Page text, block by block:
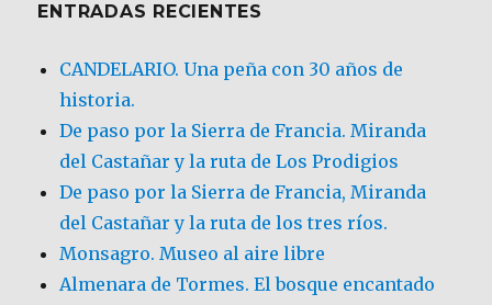
ENTRADAS RECIENTES
CANDELARIO. Una peña con 30 años de
historia.
De paso por la Sierra de Francia. Miranda
del Castañar y la ruta de Los Prodigios
De paso por la Sierra de Francia, Miranda
del Castañar y la ruta de los tres ríos.
Monsagro. Museo al aire libre
Almenara de Tormes. El bosque encantado